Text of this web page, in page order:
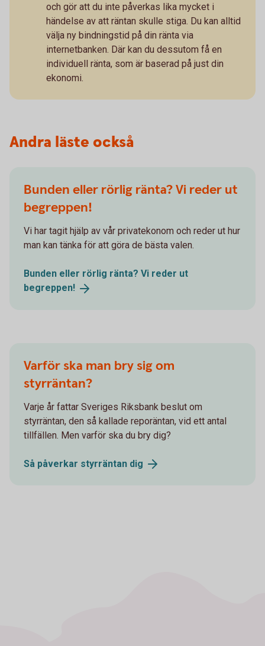
och gör att du inte påverkas lika mycket i
händelse av att räntan skulle stiga. Du kan alltid
välja ny bindningstid på din ränta via
internetbanken. Där kan du dessutom få en
individuell ränta, som är baserad på just din
ekonomi.
Andra läste också
Bunden eller rörlig ränta? Vi reder ut
begreppen!
Vi har tagit hjälp av vår privatekonom och reder ut hur
man kan tänka för att göra de bästa valen.
Bunden eller rörlig ränta? Vi reder ut
begreppen!
Varför ska man bry sig om
styrräntan?
Varje år fattar Sveriges Riksbank beslut om
styrräntan, den så kallade reporäntan, vid ett antal
tillfällen. Men varför ska du bry dig?
Så påverkar styrräntan dig